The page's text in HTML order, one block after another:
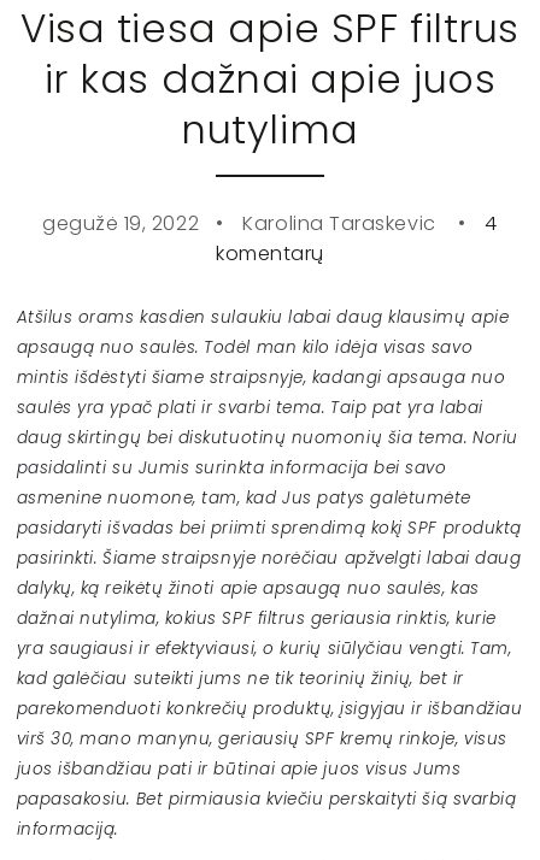
Visa tiesa apie SPF filtrus
ir kas dažnai apie juos
nutylima
gegužė 19, 2022 Karolina Taraskevic
4
komentarų
Atšilus orams kasdien sulaukiu labai daug klausimų apie
apsaugą nuo saulės. Todėl man kilo idėja visas savo
mintis išdėstyti šiame straipsnyje, kadangi apsauga nuo
saulės yra ypač plati ir svarbi tema. Taip pat yra labai
daug skirtingų bei diskutuotinų nuomonių šia tema. Noriu
pasidalinti su Jumis surinkta informacija bei savo
asmenine nuomone, tam, kad Jus patys galėtumėte
pasidaryti išvadas bei priimti sprendimą kokį SPF produktą
pasirinkti. Šiame straipsnyje norėčiau apžvelgti labai daug
dalykų, ką reikėtų žinoti apie apsaugą nuo saulės, kas
dažnai nutylima, kokius SPF filtrus geriausia rinktis, kurie
yra saugiausi ir efektyviausi, o kurių siūlyčiau vengti. Tam,
kad galėčiau suteikti jums ne tik teorinių žinių, bet ir
parekomenduoti konkrečių produktų, įsigyjau ir išbandžiau
virš 30, mano manynu, geriausių SPF kremų rinkoje, visus
juos išbandžiau pati ir būtinai apie juos visus Jums
papasakosiu. Bet pirmiausia kviečiu perskaityti šią svarbią
informaciją.